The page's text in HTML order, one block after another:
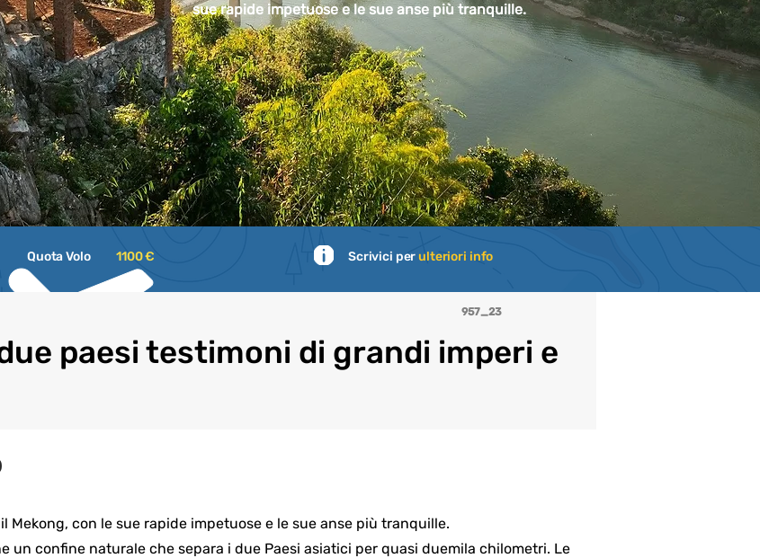
sue rapide impetuose e le sue anse più tranquille.
Quota Volo 1100 € Scrivici perulteriori info
957_23
paesi testimoni di grandi imperi e
Mekong, con le sue rapide impetuose e le sue anse più tranquille.
un confine naturale che separa i due Paesi asiatici per quasi duemila chilometri. Le